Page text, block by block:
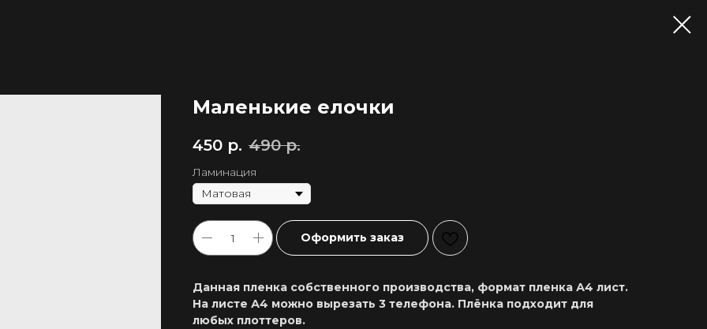
Маленькие елочки
450 р. 490 р.
Ламинация
Оформить заказ
Данная пленка собственного производства, формат пленка А4 лист.
На листе А4 можно вырезать 3 телефона. Плёнка подходит для
любых плоттеров.